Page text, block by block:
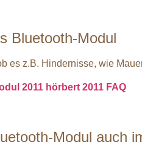
Bluetooth-Modul
es z.B. Hindernisse, wie
2011 hörbert 2011 FAQ
Modul auch